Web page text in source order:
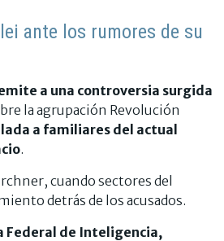
ante los rumores de su
a una controversia surgida
la agrupación Revolución
a familiares del actual
.
cuando sectores del
detrás de los acusados.
Federal de Inteligencia,